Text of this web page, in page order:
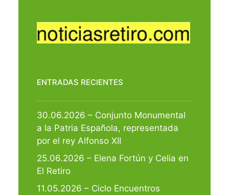
ENTRADAS RECIENTES
30.06.2026 – Conjunto Monumental
a la Patria Española, representada
por el rey Alfonso XII
25.06.2026 – Elena Fortún y Celia en
El Retiro
11.05.2026 – Ciclo Encuentros